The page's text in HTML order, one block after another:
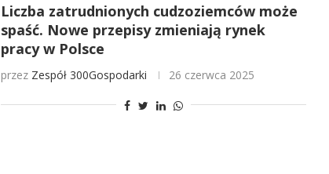
Liczba zatrudnionych cudzoziemców może
spaść. Nowe przepisy zmieniają rynek
pracy w Polsce
przez Zespół 300Gospodarki 26 czerwca 2025